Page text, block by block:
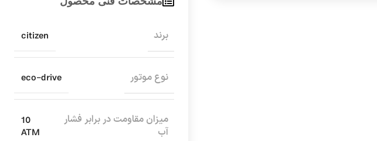
برند citizen
نوع موتور eco-drive
میزان مقاومت در برابر فشار
آب
10
ATM